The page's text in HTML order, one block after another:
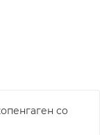
дерева и
ПВХ Praim.
со